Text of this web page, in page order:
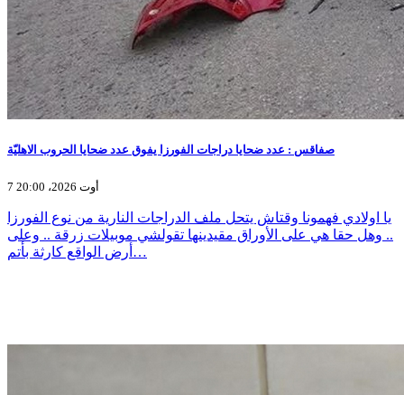
صفاقس : عدد ضحايا دراجات الفورزا يفوق عدد ضحايا الحروب الاهليّة
7 أوت 2026، 20:00
يا اولادي فهمونا وقتاش يتحل ملف الدراجات النارية من نوع الفورزا
.. وهل حقا هي على الأوراق مقيدينها تقولشي موبيلات زرقة .. وعلى
أرض الواقع كارثة بأتم…